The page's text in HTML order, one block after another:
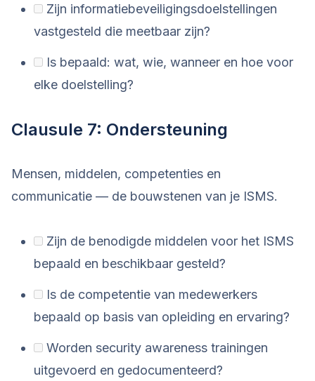
Zijn informatiebeveiligingsdoelstellingen
vastgesteld die meetbaar zijn?
Is bepaald: wat, wie, wanneer en hoe voor
elke doelstelling?
Clausule 7: Ondersteuning
Mensen, middelen, competenties en
communicatie — de bouwstenen van je ISMS.
Zijn de benodigde middelen voor het ISMS
bepaald en beschikbaar gesteld?
Is de competentie van medewerkers
bepaald op basis van opleiding en ervaring?
Worden security awareness trainingen
uitgevoerd en gedocumenteerd?